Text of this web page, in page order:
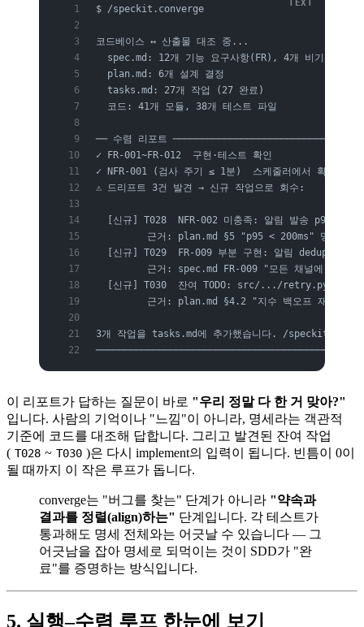
$ /speckit.converge
코드베이스 ↔ 산출물 대조 중...
spec.md: 12개 기능 요구사항(FR), 4개 비기능 요구
  plan.md: 6개 설계 결정
  tasks.md: 27개 작업 (27 완료)
  코드: 41개 모듈, 38개 테스트 파일
── 수렴 리포트
✓ FR-001~FR-012  구현·테스트 확인
✓ NFR-001 (검사 주기 ≤ 1분)  스케줄러에서 확인
⚠ 드리프트 3건 발견 → 신규 작업으로 회수:
[신규] T028  NFR-002 미충족: 알림 발송 p95 지연
근거: plan.md §5 "p95 < 200ms" 명시, 코
[신규] T029  FR-009 부분 구현: 알림 dedup이
근거: spec.md FR-009 "모든 채널에 5분
[신규] T030  잔여 TODO: src/.../retry.py:42 재
근거: plan.md §4.2 "지수 백오프 재시도"
3개 작업을 tasks.md에 추가했습니다. /
이 리포트가 답하는 질문이 바로 "우리 정말 다 한 거 맞아?"
입니다. 사람의 기억이나 "느낌"이 아니라, 명세라는 객관적
기준에 코드를 대조해 답합니다. 그리고 발견된 잔여 작업
( T028 ~ T030 )은 다시 implement의 입력이 됩니다. 빈틈이 0이
될 때까지 이 작은 루프가 돕니다.
converge는 "버그를 찾는" 단계가 아니라 "약속과
결과를 정렬(align)하는" 단계입니다. 각 테스트가
통과해도 명세 전체와는 어긋날 수 있습니다 — 그
어긋남을 잡아 명세로 되먹이는 것이 SDD가 "완
료"를 증명하는 방식입니다.
5. 실행–수렴 루프 한눈에 보기